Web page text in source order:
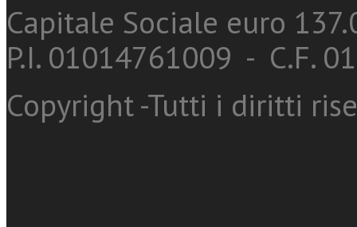
Capitale Sociale euro
P.I. 01014761009 - C.F.
Copyright -Tutti i diritti